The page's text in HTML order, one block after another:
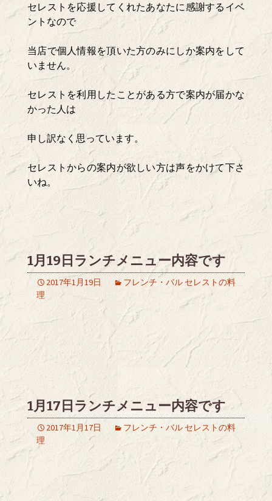
セレストを応援してくれたあなたに感謝するイベ
ントなので
当店で個人情報を頂いた方のみにしか案内をして
いません。
セレストを利用したことがある方で案内が届かな
かった人は
申し訳なく思っています。
セレストからの案内が欲しい方は声をかけて下さ
いね。
1月19日ランチメニュー内容です
2017年1月19日
フレンチ・バル セレストの料
理
1月17日ランチメニュー内容です
2017年1月17日
フレンチ・バル セレストの料
理